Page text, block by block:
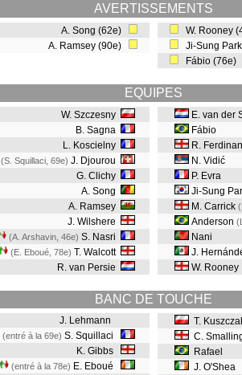
AVERTISSEMENTS
A. Song (62e)
A. Ramsey (90e)
W. Rooney
Ji-Sung
Fábio (76e)
EQUIPES
W. Szczesny
B. Sagna
L. Koscielny
(S. Squillaci, 69e) J. Djourou
G. Clichy
A. Song
A. Ramsey
J. Wilshere
(A. Arshavin, 46e) S. Nasri
(E. Eboué, 78e) T. Walcott
R. van Persie
E. van der
Fábio
R.
N. Vidić
P. Evra
Ji-Sung
M. Carrick
Anderson
Nani
J.
W. Rooney
BANC DE TOUCHE
J. Lehmann
(entré à la 69e) S. Squillaci
K. Gibbs
(entré à la 78e) E. Eboué
T.
C.
Rafael
J. O'Shea